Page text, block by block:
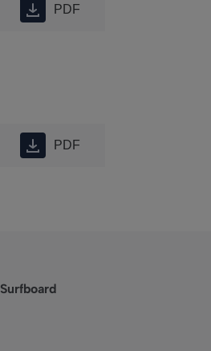
PDF
PDF
Surfboard